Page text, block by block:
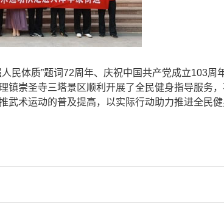
体质”题词72周年、庆祝中国共产党成立103周
崇圣寺三塔景区顺利开展了全民健身指导服务
术运动的普及提高，以实际行动助力推进全民